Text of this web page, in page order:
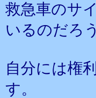
救急車のサ
いるのだろ
自分には権
す。